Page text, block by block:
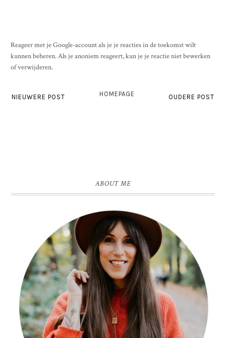
Reageer met je Google-account als je je reacties in de toekomst wilt
kunnen beheren. Als je anoniem reageert, kun je je reactie niet bewerken
of verwijderen.
NIEUWERE POST OUDERE POST
HOMEPAGE
ABOUT ME